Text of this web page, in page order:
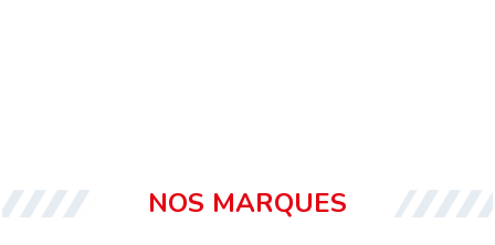
NOS MARQUES